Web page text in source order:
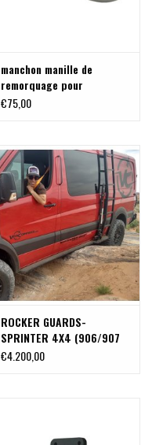
manchon manille de
remorquage pour
récepteur carré US 2
€75,00
ROCKER GUARDS-
SPRINTER 4X4 (906/907
EMPATTEMENT 3,665m) de
€4.200,00